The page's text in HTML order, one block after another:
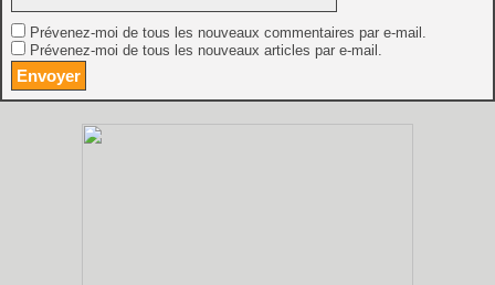
Prévenez-moi de tous les nouveaux commentaires par e-mail.
Prévenez-moi de tous les nouveaux articles par e-mail.